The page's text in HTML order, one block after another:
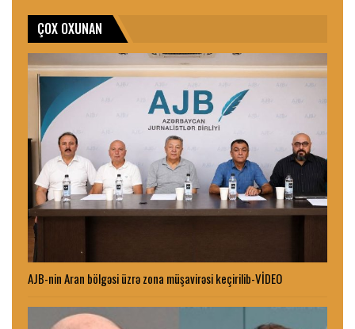
ÇOX OXUNAN
AJB-nin Aran bölgəsi üzrə zona müşavirəsi keçirilib-VİDEO